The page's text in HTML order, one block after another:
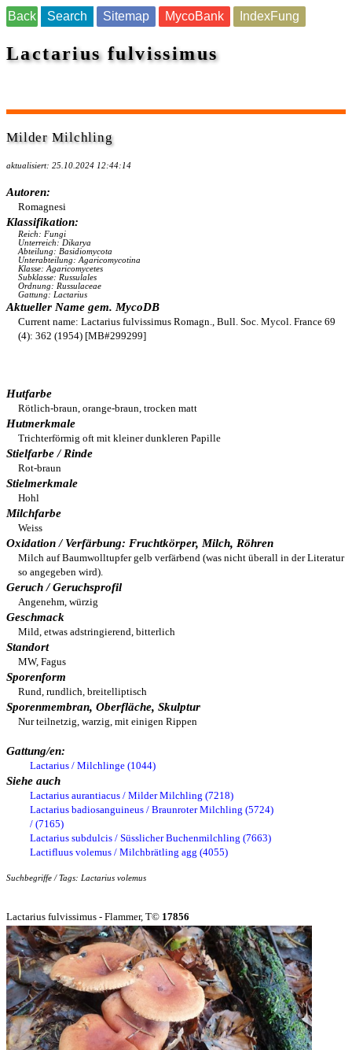
Back Search Sitemap MycoBank IndexFung
Lactarius fulvissimus
Milder Milchling
aktualisiert: 25.10.2024 12:44:14
Autoren:
Romagnesi
Klassifikation:
Reich: Fungi
Unterreich: Dikarya
Abteilung: Basidiomycota
Unterabteilung: Agaricomycotina
Klasse: Agaricomycetes
Subklasse: Russulales
Ordnung: Russulaceae
Gattung: Lactarius
Aktueller Name gem. MycoDB
Current name: Lactarius fulvissimus Romagn., Bull. Soc. Mycol. France 69
(4): 362 (1954) [MB#299299]
Hutfarbe
Rötlich-braun, orange-braun, trocken matt
Hutmerkmale
Trichterförmig oft mit kleiner dunkleren Papille
Stielfarbe / Rinde
Rot-braun
Stielmerkmale
Hohl
Milchfarbe
Weiss
Oxidation / Verfärbung: Fruchtkörper, Milch, Röhren
Milch auf Baumwolltupfer gelb verfärbend (was nicht überall in der Literatur
so angegeben wird).
Geruch / Geruchsprofil
Angenehm, würzig
Geschmack
Mild, etwas adstringierend, bitterlich
Standort
MW, Fagus
Sporenform
Rund, rundlich, breitelliptisch
Sporenmembran, Oberfläche, Skulptur
Nur teilnetzig, warzig, mit einigen Rippen
Gattung/en:
Lactarius / Milchlinge (1044)
Siehe auch
Lactarius aurantiacus / Milder Milchling (7218)
Lactarius badiosanguineus / Braunroter Milchling (5724)
/ (7165)
Lactarius subdulcis / Süsslicher Buchenmilchling (7663)
Lactifluus volemus / Milchbrätling agg (4055)
Suchbegriffe / Tags: Lactarius volemus
Lactarius fulvissimus - Flammer, T© 17856